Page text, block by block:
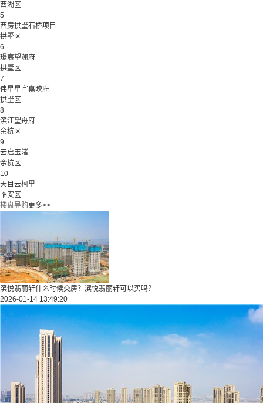
西湖区
5
西房拱墅石桥项目
拱墅区
6
璟宸望澜府
拱墅区
7
伟星星宜嘉映府
拱墅区
8
滨江望舟府
余杭区
9
云启玉渚
余杭区
10
天目云柯里
临安区
楼盘导购更多>>
滨悦翡丽轩什么时候交房？滨悦翡丽轩可以买吗？
2026-01-14 13:49:20